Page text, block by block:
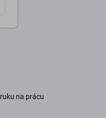
na prácu